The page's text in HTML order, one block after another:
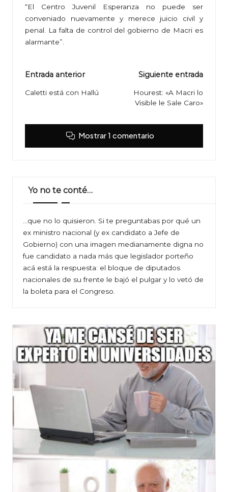
“El Centro Juvenil Esperanza no puede ser
conveniado nuevamente y merece juicio civil y
penal. La falta de control del gobierno de Macri es
alarmante”.
Navegación
de
Entrada anterior
Caletti está con Hallú
Siguiente entrada
Hourest: «A Macri lo
Visible le Sale Caro»
Mostrar 1 comentario
Yo no te conté…
…que no lo quisieron. Si te preguntabas por qué un
ex ministro nacional (y ex candidato a Jefe de
Gobierno) con una imagen medianamente digna no
fue candidato a nada más que legislador porteño
acá está la respuesta: el bloque de diputados
nacionales de su frente le bajó el pulgar y lo vetó de
la boleta para el Congreso.